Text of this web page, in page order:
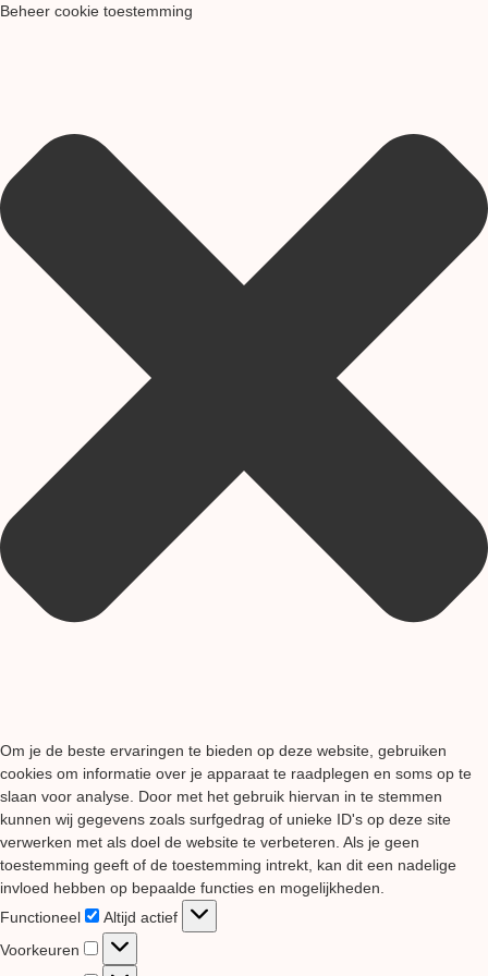
Beheer cookie toestemming
Om je de beste ervaringen te bieden op deze website, gebruiken
cookies om informatie over je apparaat te raadplegen en soms op te
slaan voor analyse. Door met het gebruik hiervan in te stemmen
kunnen wij gegevens zoals surfgedrag of unieke ID's op deze site
verwerken met als doel de website te verbeteren. Als je geen
toestemming geeft of de toestemming intrekt, kan dit een nadelige
invloed hebben op bepaalde functies en mogelijkheden.
Functioneel
Functioneel
Altijd actief
Voorkeuren
Voorkeuren